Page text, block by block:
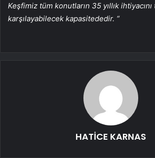
Keşfimiz tüm konutların 35 yıllık ihtiyacını
karşılayabilecek kapasitededir. “
HATİCE KARNAS